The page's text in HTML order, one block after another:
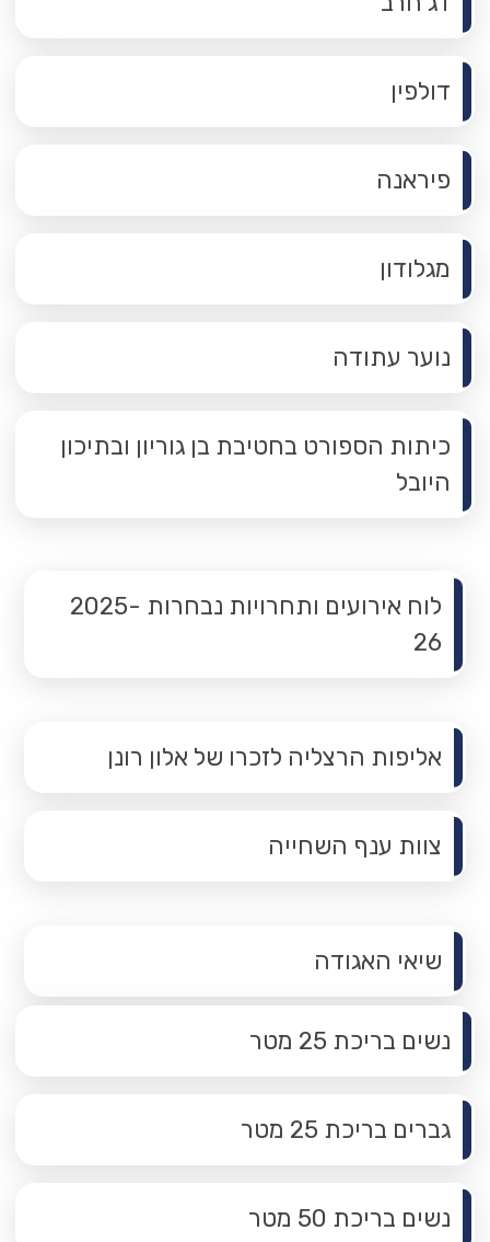
דולפין
פיראנה
מגלודון
נוער עתודה
כיתות הספורט בחטיבת בן גוריון ובתיכון
היובל
תפריט משנה
לוח אירועים ותחרויות נבחרות 2025-
26
תפריט משנה
אליפות הרצליה לזכרו של אלון רונן
צוות ענף השחייה
תפריט משנה
שיאי האגודה
נשים בריכת 25 מטר
גברים בריכת 25 מטר
נשים בריכת 50 מטר